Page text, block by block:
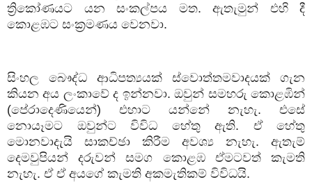
ත්‍රිකෝණයට
යන සංකල්පය මත. ඇතැමුන් එහි
දී
කොළඹට සංක්‍රමණය වෙනවා.
සිංහල බෞද්ධ ආධිපත්‍යයක් ස්වොත්තමවාදයක්
ගැන
කියන අය ලංකාවේ ද ඉන්නවා.ඔවුන් සමහරු කොළඹින්
(පේරාදෙණියෙන්) එහාට යන්නේ නැහැ. එසේ
නොයෑමට
ඔවුන්ට විවිධ හේතු ඇති. ඒ
හේතු
මොනවාදැයි
සාකච්ඡා කිරීම අවශ්‍ය නැහැ. ඇතැම්
දෙමවුපියන්
දරුවන් සමග කොළඹ ඒමටවත්
කැමති
නැහැ. ඒ ඒ අයගේ කැමති අකමැතිකම් විවිධයි.